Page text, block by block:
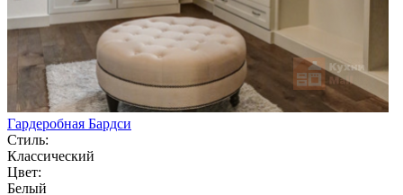
Гардеробная Бардси
Стиль:
Классический
Цвет:
Белый